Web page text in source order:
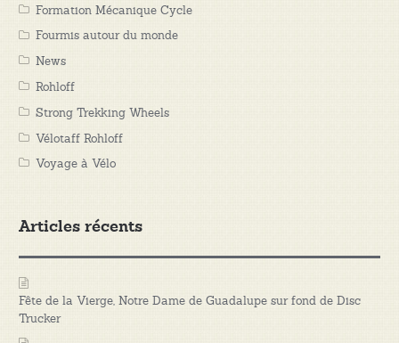
Formation Mécanique Cycle
Fourmis autour du monde
News
Rohloff
Strong Trekking Wheels
Vélotaff Rohloff
Voyage à Vélo
Articles récents
Fête de la Vierge, Notre Dame de Guadalupe sur fond de Disc
Trucker